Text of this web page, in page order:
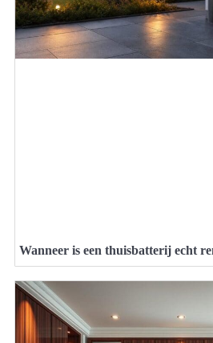
Wanneer is een thuisbatterij echt